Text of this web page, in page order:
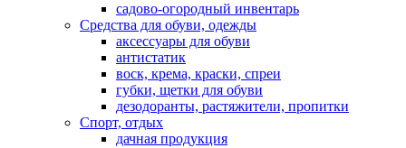
садово-огородный инвентарь
Средства для обуви, одежды
аксессуары для обуви
антистатик
воск, крема, краски, спреи
губки, щетки для обуви
дезодоранты, растяжители, пропитки
Спорт, отдых
дачная продукция